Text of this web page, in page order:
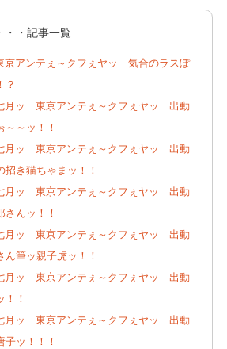
・・記事一覧
アンテぇ～クフぇヤッ 気合のラスぽ
？
ッ 東京アンテぇ～クフぇヤッ 出動
～～ッ！！
ッ 東京アンテぇ～クフぇヤッ 出動
招き猫ちゃまッ！！
ッ 東京アンテぇ～クフぇヤッ 出動
さんッ！！
ッ 東京アンテぇ～クフぇヤッ 出動
ん筆ッ親子虎ッ！！
ッ 東京アンテぇ～クフぇヤッ 出動
！！
ッ 東京アンテぇ～クフぇヤッ 出動
子ッ！！！